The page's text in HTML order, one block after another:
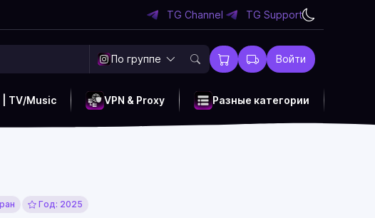
TG Channel TG Support
По группе Войти
TV/Music VPN & Proxy Разные категории
Год: 2025